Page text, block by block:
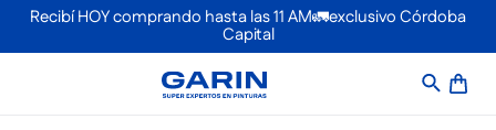
Recibí HOY comprando hasta las 11 AM🚛exclusivo Córdoba
Capital